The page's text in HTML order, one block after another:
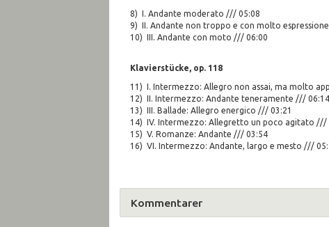
8) I. Andante moderato /// 05:08
9) II. Andante non troppo e con molto
10) III. Andante con moto /// 06:00
Klavierstücke, op. 118
11) I. Intermezzo: Allegro non assai, ma molto
12) II. Intermezzo: Andante teneramente /// 06:14
13) III. Ballade: Allegro energico /// 03:21
14) IV. Intermezzo: Allegretto un poco agitato ///
15) V. Romanze: Andante /// 03:54
16) VI. Intermezzo: Andante, largo e mesto ///
Kommentarer